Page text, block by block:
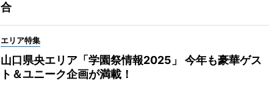
合
エリア特集
山口県央エリア「学園祭情報2025」 今年も豪華ゲス
ト＆ユニーク企画が満載！